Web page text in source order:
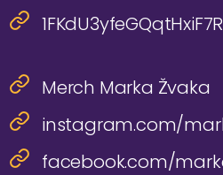
Merch Marka Žvaka
instagram.com/
facebook.com/